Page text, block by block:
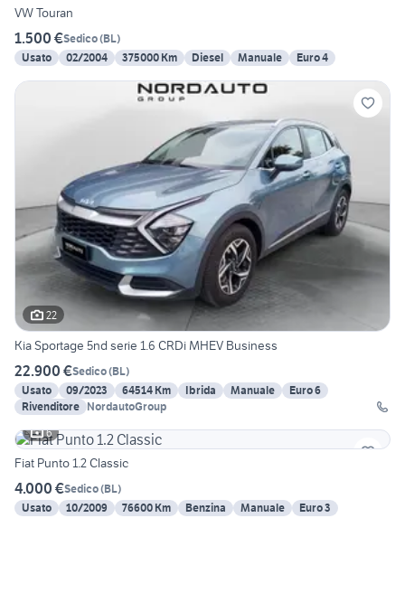
VW Touran
1.500 €Sedico(BL)
Usato
02/2004 375000 Km Diesel Manuale Euro 4
22
Kia Sportage 5nd serie 1.6 CRDi MHEV Business
22.900 €Sedico(BL)
Usato
09/2023 64514 Km Ibrida Manuale
Euro 6
Rivenditore NordautoGroup
6
Fiat Punto 1.2 Classic
4.000 €Sedico(BL)
Usato
10/2009 76600 Km Benzina Manuale Euro 3